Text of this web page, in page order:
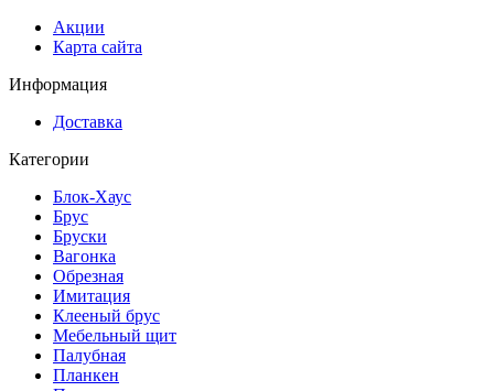
Акции
Карта сайта
Информация
Доставка
Категории
Блок-Хаус
Брус
Бруски
Вагонка
Обрезная
Имитация
Клееный брус
Мебельный щит
Палубная
Планкен